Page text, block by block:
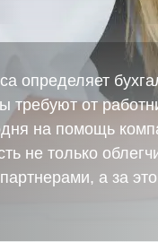
определяет
требуют от
на помощь
не только
а за